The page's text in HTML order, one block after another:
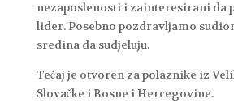
nezaposlenosti i zainteresirani da
lider. Posebno pozdravljamo
sredina da sudjeluju.
Tečaj je otvoren za polaznike iz
Slovačke i Bosne i Hercegovine.